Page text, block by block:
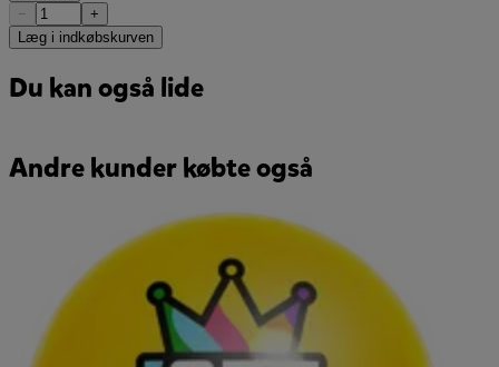
−
+
Læg i indkøbskurven
Du kan også lide
Andre kunder købte også